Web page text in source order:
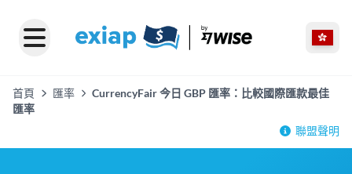
首頁 匯率
CurrencyFair 今日 GBP 匯率：比較國際匯款最佳
匯率
聯盟聲明